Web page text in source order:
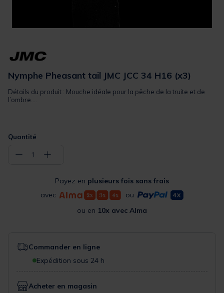
Nymphe Pheasant tail JMC JCC 34 H16 (x3)
Détails du produit : Mouche idéale pour la pêche de la truite et de
l’ombre....
Quantité
− 1 +
Payez en plusieurs fois sans frais
avec
ou
ou en 10x avec Alma
Commander en ligne
Expédition sous 24 h
Acheter en magasin